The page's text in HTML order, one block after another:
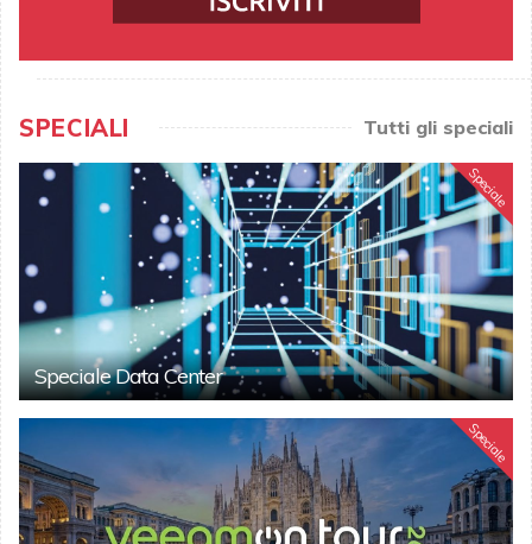
SPECIALI Tutti gli speciali
Speciale
Speciale Data Center
Speciale